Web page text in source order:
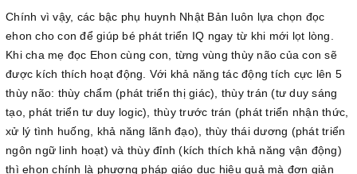
Chính vì vậy, các bậc phụ huynh Nhật Bản luôn lựa chọn đọc
ehon cho con để giúp bé phát triển IQ ngay từ khi mới lọt lòng.
Khi cha mẹ đọc Ehon cùng con, từng vùng thùy não của con sẽ
được kích thích hoạt động. Với khả năng tác động tích cực lên 5
thùy não: thùy chẩm (phát triển thị giác), thùy trán (tư duy sáng
tạo, phát triển tư duy logic), thùy trước trán (phát triển nhận thức,
xử lý tình huống, khả năng lãnh đạo), thùy thái dương (phát triển
ngôn ngữ linh hoạt) và thùy đỉnh (kích thích khả năng vận động)
thì ehon chính là phương pháp giáo dục hiệu quả mà đơn giản